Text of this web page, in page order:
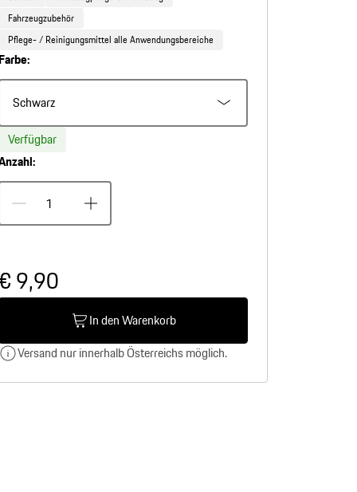
Fahrzeugzubehör
Pflege- / Reinigungsmittel alle Anwendungsbereiche
Farbe:
Schwarz
Verfügbar
9,90
In den Warenkorb
Versand nur innerhalb Österreichs möglich.